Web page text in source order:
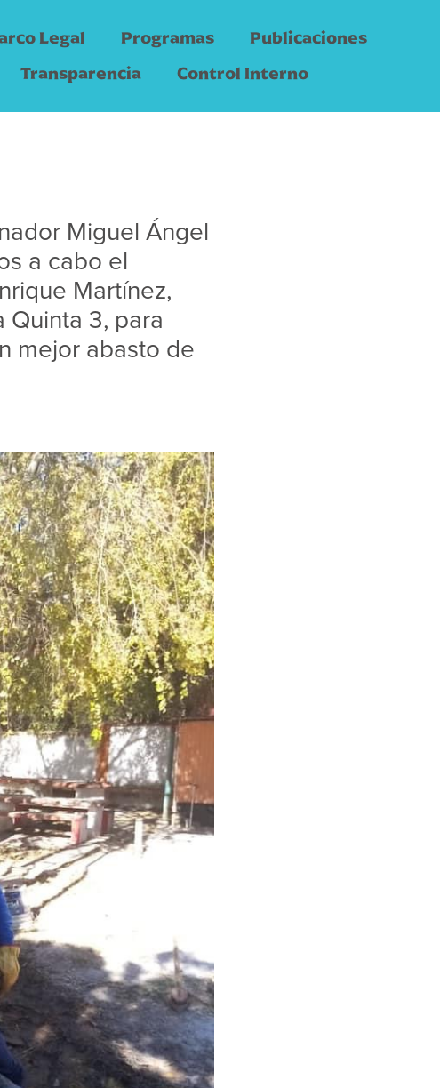
Legal Programas
Publicaciones
Transparencia Control Interno
Miguel Ángel
a cabo el
Martínez,
Quinta 3, para
mejor abasto de